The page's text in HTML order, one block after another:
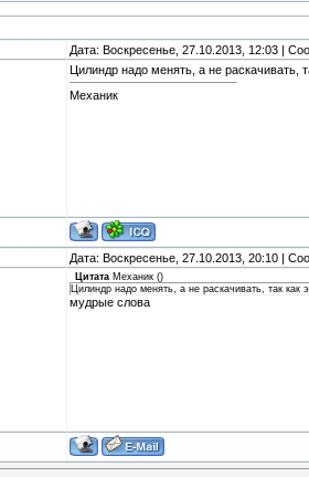
Дата: Воскресенье, 27.10.2013, 12:03 |
Цилиндр надо менять, а не раскачивать,
Механик
Дата: Воскресенье, 27.10.2013, 20:10 |
Цитата Механик ()
Цилиндр надо менять, а не раскачивать, так как
мудрые слова